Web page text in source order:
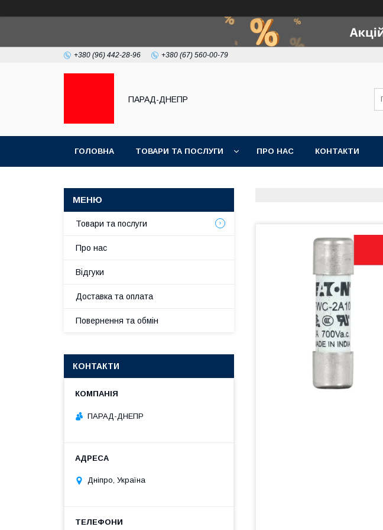
+380 (96) 442-28-96 +380 (67) 560-00-79
ПАРАД-ДНЕПР
ГОЛОВНА ТОВАРИ ТА ПОСЛУГИ ПРО НАС КОНТАКТИ
Товари та послуги
Про нас
Відгуки
Доставка та оплата
Повернення та обмін
КОНТАКТИ
ПАРАД-ДНЕПР
Дніпро, Україна